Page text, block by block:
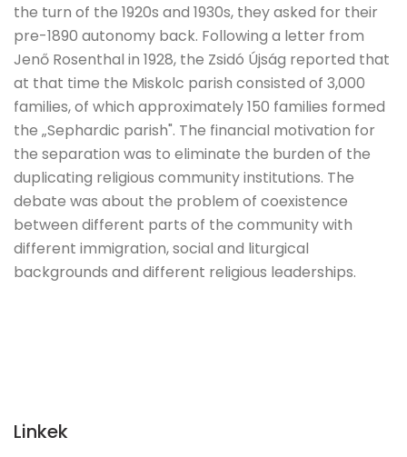
the turn of the 1920s and 1930s, they asked for their
pre-1890 autonomy back. Following a letter from
Jenő Rosenthal in 1928, the Zsidó Újság reported that
at that time the Miskolc parish consisted of 3,000
families, of which approximately 150 families formed
the „Sephardic parish". The financial motivation for
the separation was to eliminate the burden of the
duplicating religious community institutions. The
debate was about the problem of coexistence
between different parts of the community with
different immigration, social and liturgical
backgrounds and different religious leaderships.
Linkek